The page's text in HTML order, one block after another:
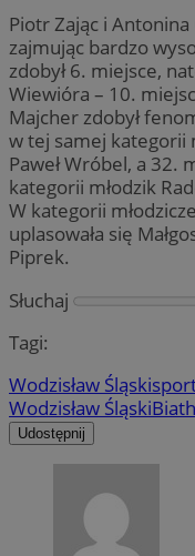
Piotr Zając i
zajmując bardzo
zdobył 6. miejsce,
Wiewióra – 10.
Majcher zdobył
w tej samej kategorii
Paweł Wróbel, a 32.
kategorii młodzik
W kategorii
uplasowała się
Piprek.
Słuchaj
Tagi:
Wodzisław Śląski
Wodzisław Śląski
Udostępnij